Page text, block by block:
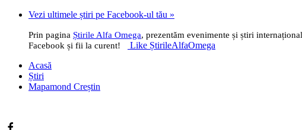
Vezi ultimele știri pe Facebook-ul tău »
Prin pagina Știrile Alfa Omega, prezentăm evenimente și știri
Facebook și fii la curent!
Like ȘtirileAlfaOmega
Acasă
Știri
Mapamond Creștin